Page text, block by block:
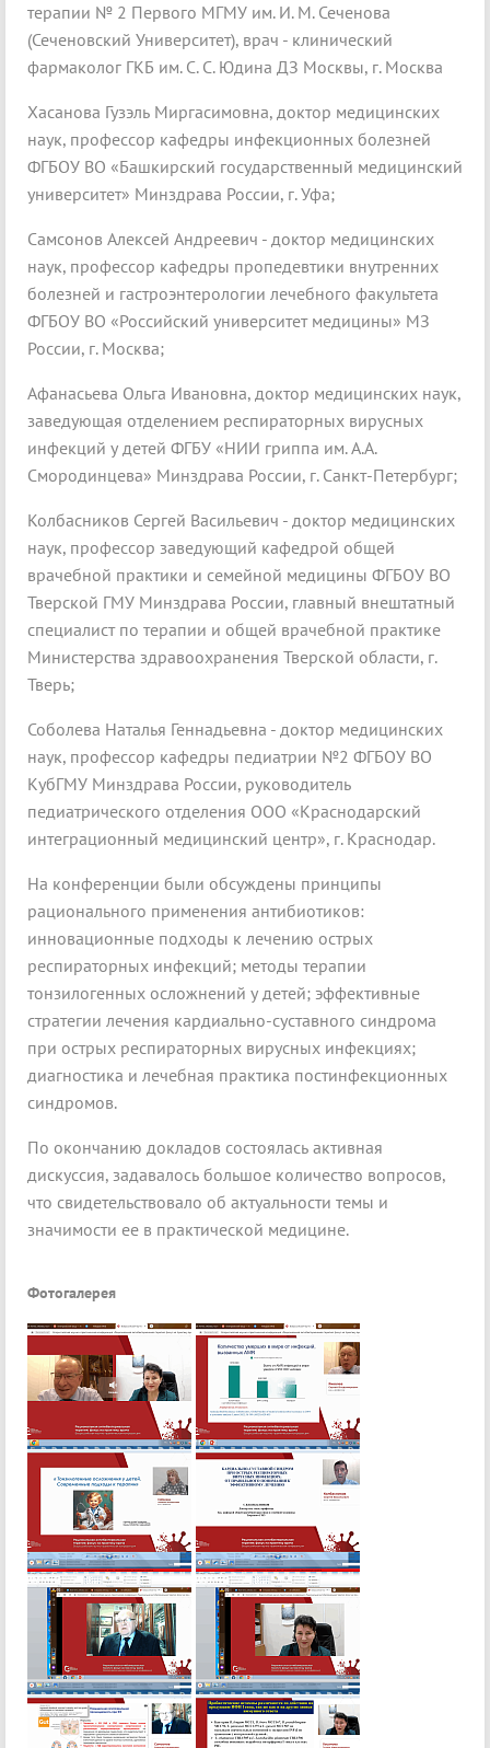
терапии № 2 Первого МГМУ им. И. М. Сеченова
(Сеченовский Университет), врач - клинический
фармаколог ГКБ им. С. С. Юдина ДЗ Москвы, г. Москва
Хасанова Гузэль Миргасимовна, доктор медицинских
наук, профессор кафедры инфекционных болезней
ФГБОУ ВО «Башкирский государственный медицинский
университет» Минздрава России, г. Уфа;
Самсонов Алексей Андреевич - доктор медицинских
наук, профессор кафедры пропедевтики внутренних
болезней и гастроэнтерологии лечебного факультета
ФГБОУ ВО «Российский университет медицины» МЗ
России, г. Москва;
Афанасьева Ольга Ивановна, доктор медицинских наук,
заведующая отделением респираторных вирусных
инфекций у детей ФГБУ «НИИ гриппа им. А.А.
Смородинцева» Минздрава России, г. Санкт-Петербург;
Колбасников Сергей Васильевич - доктор медицинских
наук, профессор заведующий кафедрой общей
врачебной практики и семейной медицины ФГБОУ ВО
Тверской ГМУ Минздрава России, главный внештатный
специалист по терапии и общей врачебной практике
Министерства здравоохранения Тверской области, г.
Тверь;
Соболева Наталья Геннадьевна - доктор медицинских
наук, профессор кафедры педиатрии №2 ФГБОУ ВО
КубГМУ Минздрава России, руководитель
педиатрического отделения ООО «Краснодарский
интеграционный медицинский центр», г. Краснодар.
На конференции были обсуждены принципы
рационального применения антибиотиков:
инновационные подходы к лечению острых
респираторных инфекций; методы терапии
тонзилогенных осложнений у детей; эффективные
стратегии лечения кардиально-суставного синдрома
при острых респираторных вирусных инфекциях;
диагностика и лечебная практика постинфекционных
синдромов.
По окончанию докладов состоялась активная
дискуссия, задавалось большое количество вопросов,
что свидетельствовало об актуальности темы и
значимости ее в практической медицине.
Фотогалерея